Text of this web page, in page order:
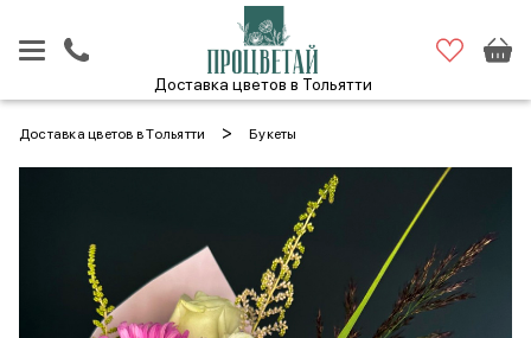
Доставка цветов в Тольятти
Доставка цветов в Тольятти > Букеты